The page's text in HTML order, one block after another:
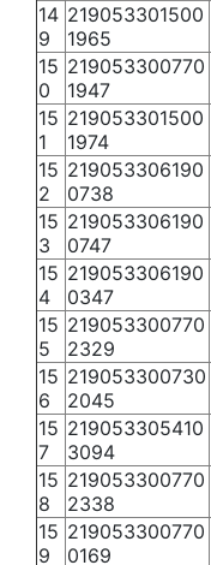
14
9
219053301500
1965
15
0
219053300770
1947
15
1
219053301500
1974
15
2
219053306190
0738
15
3
219053306190
0747
15
4
219053306190
0347
15
5
219053300770
2329
15
6
219053300730
2045
15
7
219053305410
3094
15
8
219053300770
2338
15
9
219053300770
0169